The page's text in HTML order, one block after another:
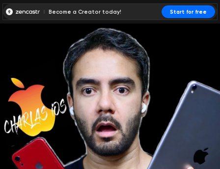
Become a Creator today! Start for free